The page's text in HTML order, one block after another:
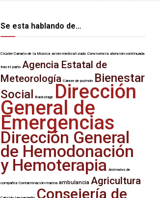
Se esta hablando de…
Clúster Canario de la Música avión medicalizado Convivencia atención continuada
tras el parto Agencia Estatal de
Meteorología Cáncer de pulmón Bienestar
Social
Backstage Dirección
General de
Emergencias
Dirección General
de Hemodonación
y Hemoterapia Animales de
compañía Contaminación marina ambulancia Agricultura
Consejería de